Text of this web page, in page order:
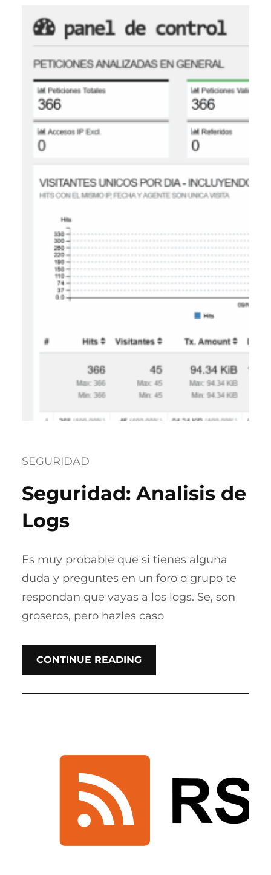
SEGURIDAD
Seguridad: Analisis de
Logs
Es muy probable que si tienes alguna
duda y preguntes en un foro o grupo te
respondan que vayas a los logs. Se, son
groseros, pero hazles caso
CONTINUE READING